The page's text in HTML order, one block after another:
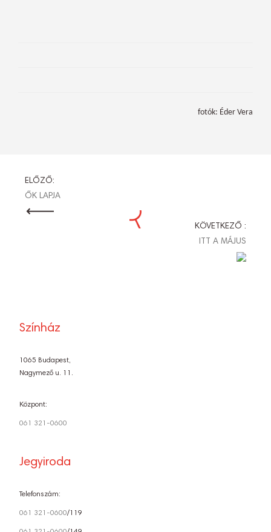
fotók: Éder Vera
BEJEGYZÉS
NAVIGÁCIÓ
ELŐZŐ:
ŐK LAPJA
KÖVETKEZŐ :
ITT A MÁJUS
Színház
1065 Budapest,
Nagymező u. 11.
Központ:
061 321-0600
Jegyiroda
Telefonszám:
061 321-0600/119